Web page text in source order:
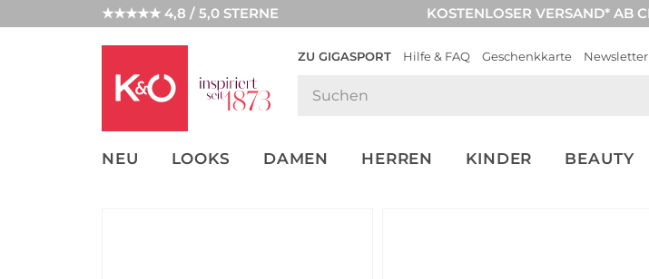
★★★★★ 4,8 / 5,0 STERNE KOSTENLOSER VERSAND* AB
ZU GIGASPORT Hilfe & FAQ Geschenkkarte Newsletter
NEU LOOKS DAMEN HERREN KINDER BEAUTY
NEW IN
WEDDING